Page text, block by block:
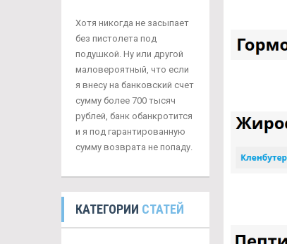
Хотя никогда не засыпает
без пистолета под
подушкой. Ну или другой
маловероятный, что если
я внесу на банковский счет
сумму более 700 тысяч
рублей, банк обанкротится
и я под гарантированную
сумму возврата не попаду.
КАТЕГОРИИ СТАТЕЙ